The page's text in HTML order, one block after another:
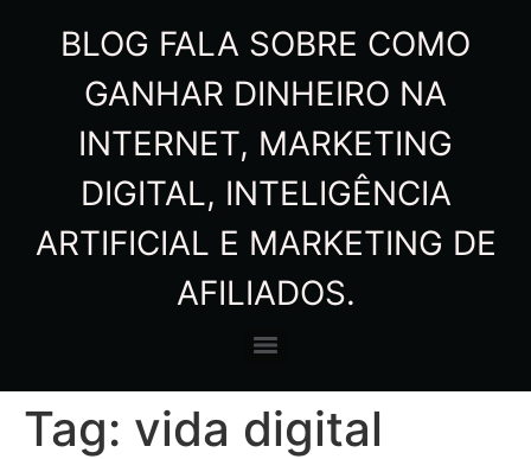
BLOG FALA SOBRE COMO
GANHAR DINHEIRO NA
INTERNET, MARKETING
DIGITAL, INTELIGÊNCIA
ARTIFICIAL E MARKETING DE
AFILIADOS.
Tag: vida digital